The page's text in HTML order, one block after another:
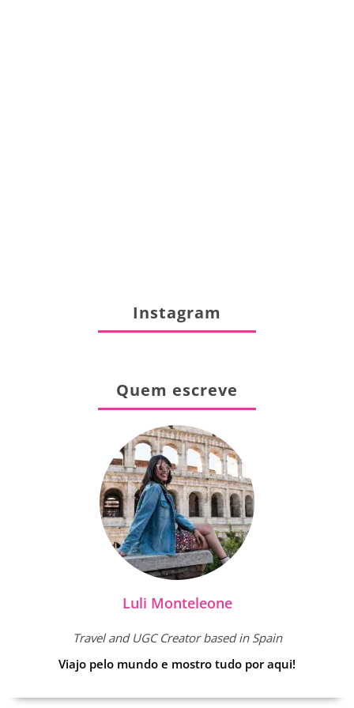
Instagram
Quem escreve
Luli Monteleone
Travel and UGC Creator based in Spain
Viajo pelo mundo e mostro tudo por aqui!